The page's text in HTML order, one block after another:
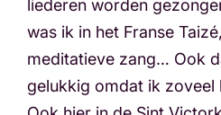
liederen worden
was ik in het Franse
meditatieve zang… Ook
gelukkig omdat ik